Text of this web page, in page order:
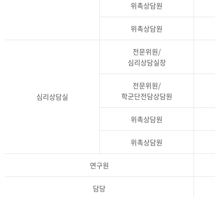
위촉상담원
위촉상담원
심리상담실
전문위원/
심리상담실장
전문위원/
학군단전담상담원
위촉상담원
위촉상담원
연구원
담당